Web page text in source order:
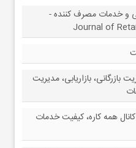
و خدمات مصرف کننده -
Journal of
بازرگانی، بازاریابی، مدیریت
همه‌ کاره، کیفیت خدمات